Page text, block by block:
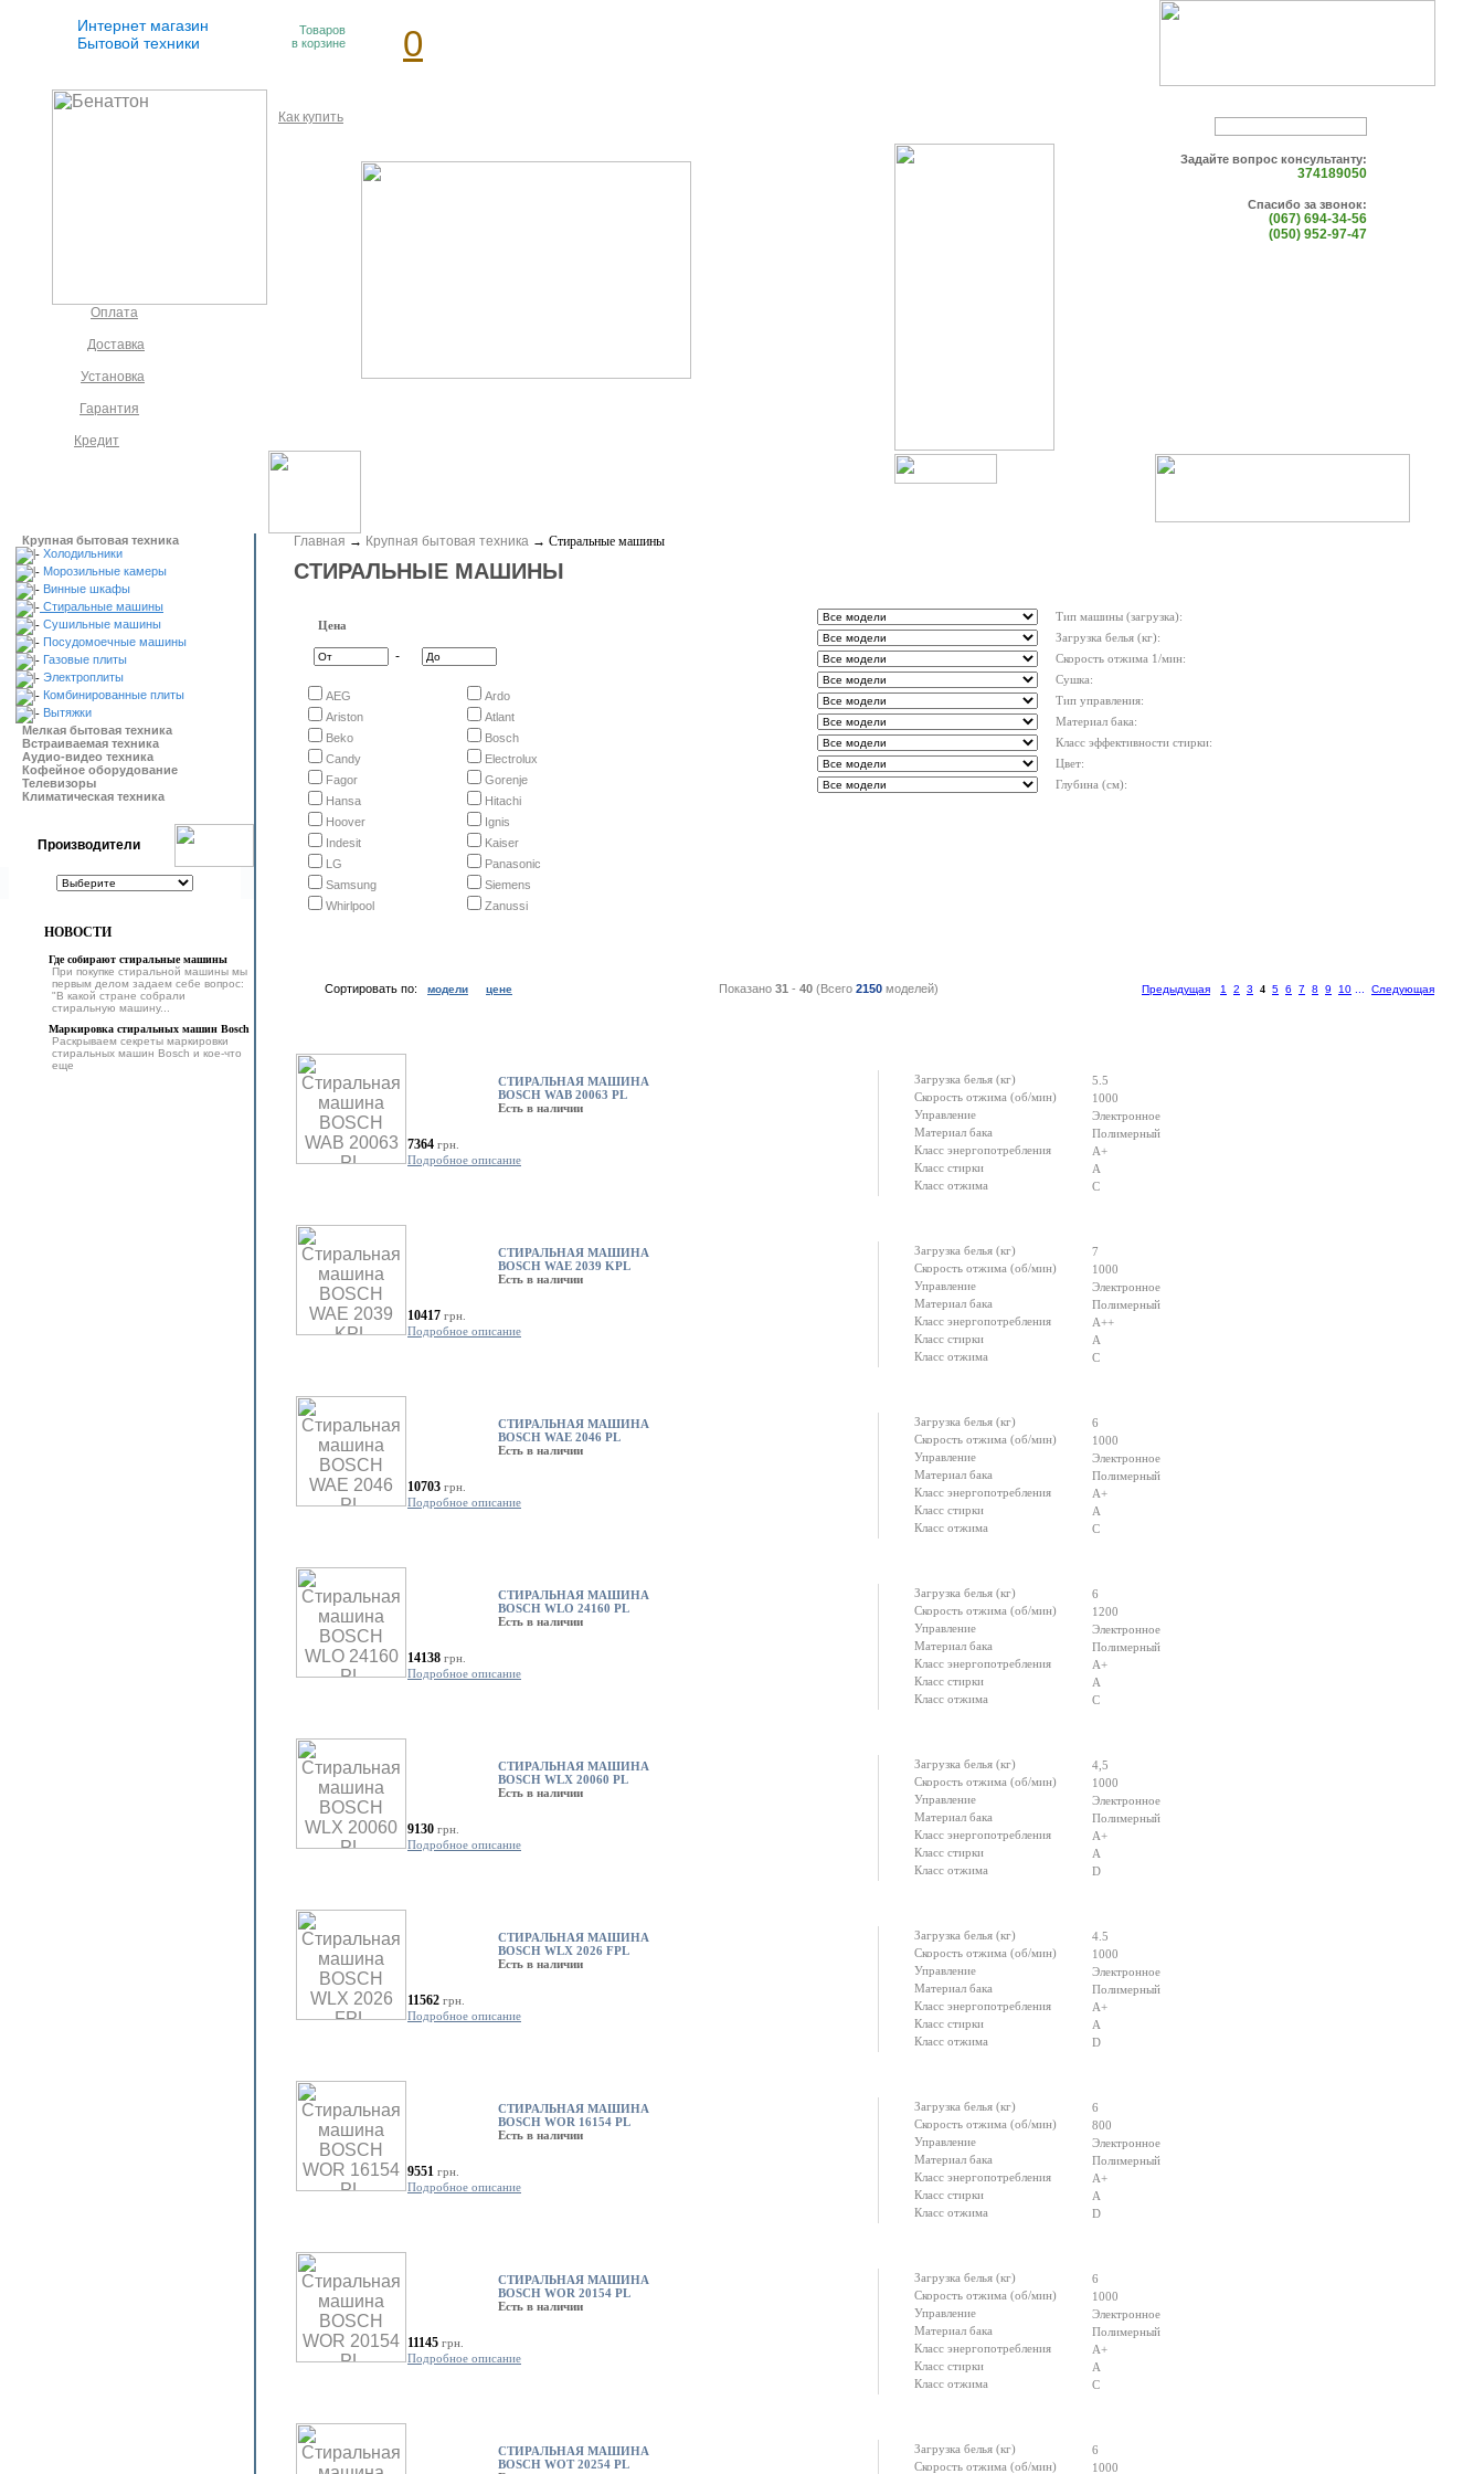
Интернет магазин
Бытовой техники
Товаров
в корзине
0
Как купить
Оплата
Доставка
Установка
Гарантия
Кредит
Задайте вопрос консультанту:
374189050
Спасибо за звонок:
(067) 694-34-56
(050) 952-97-47
Крупная бытовая техника
Холодильники
Морозильные камеры
Винные шкафы
Стиральные машины
Сушильные машины
Посудомоечные машины
Газовые плиты
Электроплиты
Комбинированные плиты
Вытяжки
Мелкая бытовая техника
Встраиваемая техника
Аудио-видео техника
Кофейное оборудование
Телевизоры
Климатическая техника
Производители
НОВОСТИ
Где собирают стиральные машины
При покупке стиральной машины мы
первым делом задаем себе вопрос:
"В какой стране собрали
стиральную машину...
Маркировка стиральных машин Bosch
Раскрываем секреты маркировки
стиральных машин Bosch и кое-что
еще
Главная → Крупная бытовая техника → Стиральные машины
СТИРАЛЬНЫЕ МАШИНЫ
Цена
-
AEG
Ardo
Ariston
Atlant
Beko
Bosch
Candy
Electrolux
Fagor
Gorenje
Hansa
Hitachi
Hoover
Ignis
Indesit
Kaiser
LG
Panasonic
Samsung
Siemens
Whirlpool
Zanussi
Тип машины (загрузка):
Загрузка белья (кг):
Скорость отжима 1/мин:
Сушка:
Тип управления:
Материал бака:
Класс эффективности стирки:
Цвет:
Глубина (см):
Сортировать по: модели цене Показано 31 - 40 (Всего 2150 моделей) Предыдущая 1 2 3 4 5 6 7 8 9 10 Следующая
СТИРАЛЬНАЯ МАШИНА
BOSCH WAB 20063 PL
Есть в наличии
Загрузка белья (кг)
5.5
Скорость отжима (об/мин)
1000
Управление
Электронное
Материал бака
Полимерный
Класс энергопотребления
А+
Класс стирки
А
Класс отжима
С
7364 грн.
Подробное описание
СТИРАЛЬНАЯ МАШИНА
BOSCH WAE 2039 KPL
Есть в наличии
Загрузка белья (кг)
7
Скорость отжима (об/мин)
1000
Управление
Электронное
Материал бака
Полимерный
Класс энергопотребления
А++
Класс стирки
А
Класс отжима
С
10417 грн.
Подробное описание
СТИРАЛЬНАЯ МАШИНА
BOSCH WAE 2046 PL
Есть в наличии
Загрузка белья (кг)
6
Скорость отжима (об/мин)
1000
Управление
Электронное
Материал бака
Полимерный
Класс энергопотребления
A+
Класс стирки
A
Класс отжима
C
10703 грн.
Подробное описание
СТИРАЛЬНАЯ МАШИНА
BOSCH WLO 24160 PL
Есть в наличии
Загрузка белья (кг)
6
Скорость отжима (об/мин)
1200
Управление
Электронное
Материал бака
Полимерный
Класс энергопотребления
А+
Класс стирки
А
Класс отжима
С
14138 грн.
Подробное описание
СТИРАЛЬНАЯ МАШИНА
BOSCH WLX 20060 PL
Есть в наличии
Загрузка белья (кг)
4,5
Скорость отжима (об/мин)
1000
Управление
Электронное
Материал бака
Полимерный
Класс энергопотребления
А+
Класс стирки
А
Класс отжима
D
9130 грн.
Подробное описание
СТИРАЛЬНАЯ МАШИНА
BOSCH WLX 2026 FPL
Есть в наличии
Загрузка белья (кг)
4.5
Скорость отжима (об/мин)
1000
Управление
Электронное
Материал бака
Полимерный
Класс энергопотребления
А+
Класс стирки
А
Класс отжима
D
11562 грн.
Подробное описание
СТИРАЛЬНАЯ МАШИНА
BOSCH WOR 16154 PL
Есть в наличии
Загрузка белья (кг)
6
Скорость отжима (об/мин)
800
Управление
Электронное
Материал бака
Полимерный
Класс энергопотребления
А+
Класс стирки
А
Класс отжима
D
9551 грн.
Подробное описание
СТИРАЛЬНАЯ МАШИНА
BOSCH WOR 20154 PL
Есть в наличии
Загрузка белья (кг)
6
Скорость отжима (об/мин)
1000
Управление
Электронное
Материал бака
Полимерный
Класс энергопотребления
А+
Класс стирки
А
Класс отжима
С
11145 грн.
Подробное описание
СТИРАЛЬНАЯ МАШИНА
BOSCH WOT 20254 PL
Загрузка белья (кг)
6
Скорость отжима (об/мин)
1000